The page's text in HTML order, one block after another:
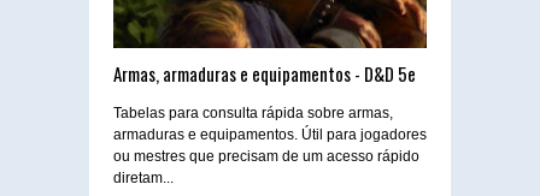
Armas, armaduras e equipamentos - D&D 5e
Tabelas para consulta rápida sobre armas,
armaduras e equipamentos. Útil para jogadores
ou mestres que precisam de um acesso rápido
diretam...